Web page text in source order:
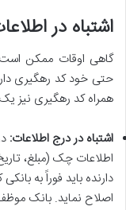
اشتباه در
گاهی اوقات ممکن
حتی خود کد رهگیری
همراه کد رهگیری نیز
اشتباه در درج اطلاعات:
اطلاعات چک (مبلغ،
دارنده باید فوراً به
اصلاح نماید. بانک